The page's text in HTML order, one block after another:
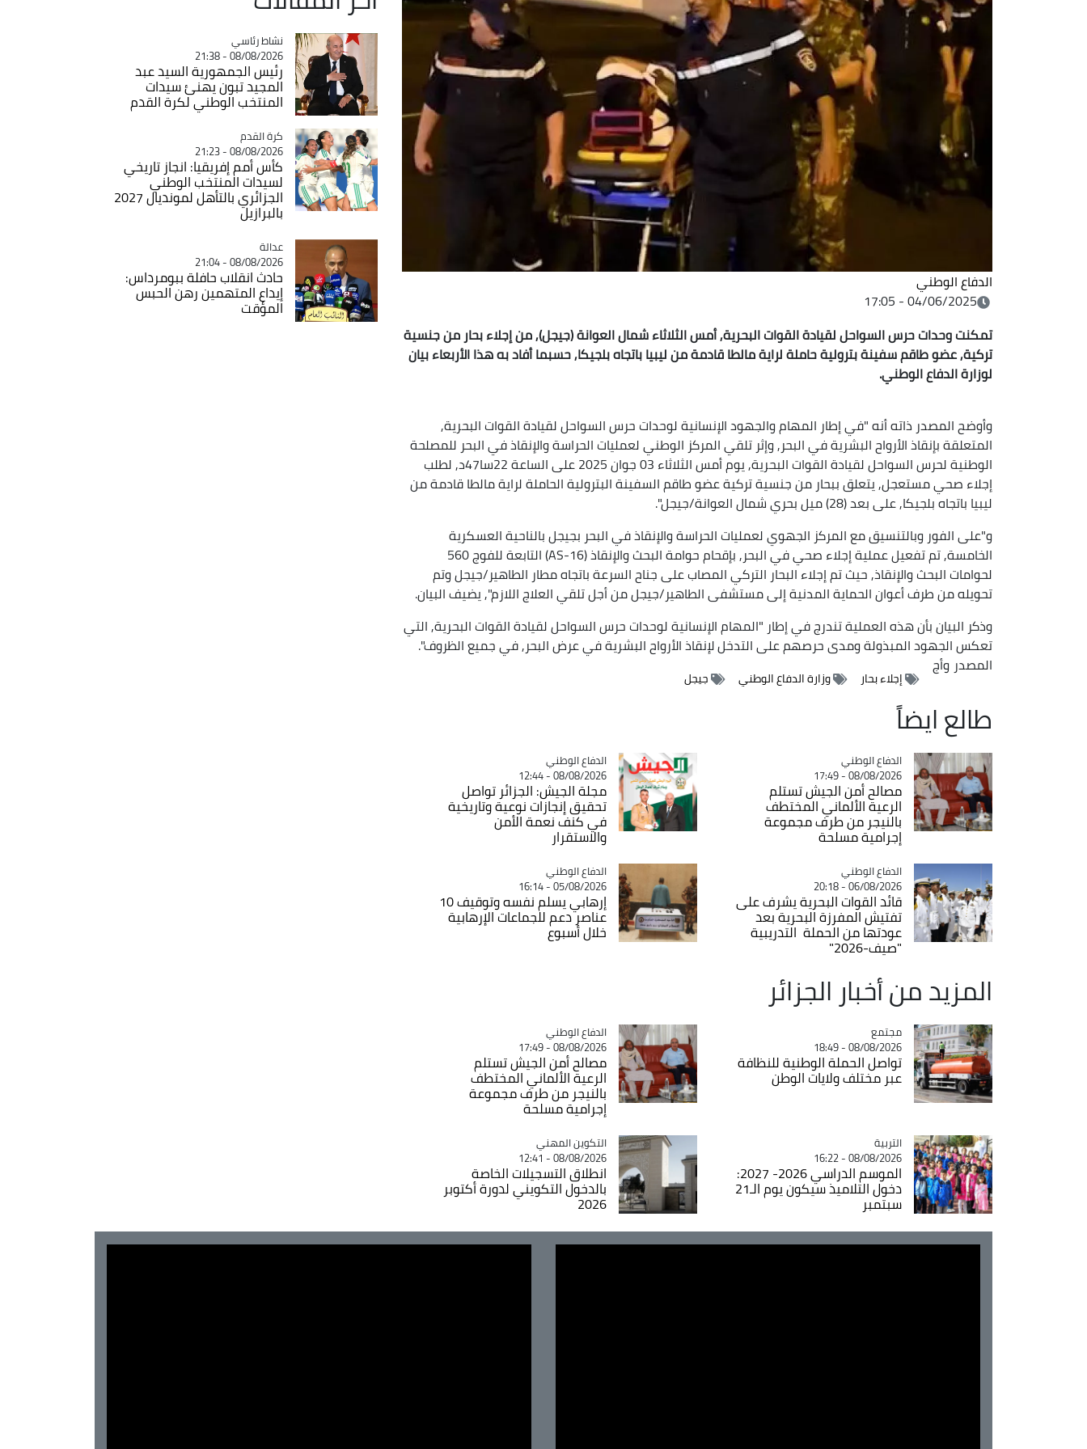
الدفاع الوطني
04/06/2025 - 17:05
تمكنت وحدات حرس السواحل لقيادة القوات البحرية, أمس الثلاثاء شمال العوانة (جيجل), من إجلاء بحار من جنسية
تركية, عضو طاقم سفينة بترولية حاملة لراية مالطا قادمة من ليبيا باتجاه بلجيكا, حسبما أفاد به هذا الأربعاء بيان
لوزارة الدفاع الوطني.
وأوضح المصدر ذاته أنه "في إطار المهام والجهود الإنسانية لوحدات حرس السواحل لقيادة القوات البحرية,
المتعلقة بإنقاذ الأرواح البشرية في البحر, وإثر تلقي المركز الوطني لعمليات الحراسة والإنقاذ في البحر للمصلحة
الوطنية لحرس السواحل لقيادة القوات البحرية, يوم أمس الثلاثاء 03 جوان 2025 على الساعة 22سا47د, لطلب
إجلاء صحي مستعجل, يتعلق ببحار من جنسية تركية عضو طاقم السفينة البترولية الحاملة لراية مالطا قادمة من
ليبيا باتجاه بلجيكا, على بعد (28) ميل بحري شمال العوانة/جيجل".
و"على الفور وبالتنسيق مع المركز الجهوي لعمليات الحراسة والإنقاذ في البحر بجيجل بالناحية العسكرية
الخامسة, تم تفعيل عملية إجلاء صحي في البحر, بإقحام حوامة البحث والإنقاذ (AS-16) التابعة للفوج 560
لحوامات البحث والإنقاذ, حيث تم إجلاء البحار التركي المصاب على جناح السرعة باتجاه مطار الطاهير/جيجل وتم
تحويله من طرف أعوان الحماية المدنية إلى مستشفى الطاهير/جيجل من أجل تلقي العلاج اللازم", يضيف البيان.
وذكر البيان بأن هذه العملية تندرج في إطار "المهام الإنسانية لوحدات حرس السواحل لقيادة القوات البحرية, التي
تعكس الجهود المبذولة ومدى حرصهم على التدخل لإنقاذ الأرواح البشرية في عرض البحر, في جميع الظروف".
المصدر وأج
إجلاء بحار وزارة الدفاع الوطني جيجل
طالع ايضاً
Catégorie
الدفاع الوطني
08/08/2026 - 17:49
مصالح أمن الجيش تستلم
الرعية الألماني المختطف
بالنيجر من طرف مجموعة
إجرامية مسلحة
Catégorie
الدفاع الوطني
08/08/2026 - 12:44
مجلة الجيش: الجزائر تواصل
تحقيق إنجازات نوعية وتاريخية
في كنف نعمة الأمن
والاستقرار
Catégorie
الدفاع الوطني
06/08/2026 - 20:18
قائد القوات البحرية يشرف على
تفتيش المفرزة البحرية بعد
عودتها من الحملة التدريبية
"صيف-2026"
Catégorie
الدفاع الوطني
05/08/2026 - 16:14
إرهابي يسلم نفسه وتوقيف 10
عناصر دعم للجماعات الإرهابية
خلال أسبوع
المزيد من أخبار الجزائر
Catégorie
مجتمع
08/08/2026 - 18:49
تواصل الحملة الوطنية للنظافة
عبر مختلف ولايات الوطن
Catégorie
الدفاع الوطني
08/08/2026 - 17:49
مصالح أمن الجيش تستلم
الرعية الألماني المختطف
بالنيجر من طرف مجموعة
إجرامية مسلحة
Catégorie
التربية
08/08/2026 - 16:22
الموسم الدراسي 2026- 2027:
دخول التلاميذ سيكون يوم الـ21
سبتمبر
Catégorie
التكوين المهني
08/08/2026 - 12:41
انطلاق التسجيلات الخاصة
بالدخول التكويني لدورة أكتوبر
2026
Catégorie
نشاط رئاسي
08/08/2026 - 21:38
رئيس الجمهورية السيد عبد
المجيد تبون يهنئ سيدات
المنتخب الوطني لكرة القدم
Catégorie
كرة القدم
08/08/2026 - 21:23
كأس أمم إفريقيا: انجاز تاريخي
لسيدات المنتخب الوطني
الجزائري بالتأهل لمونديال 2027
بالبرازيل
Catégorie
عدالة
08/08/2026 - 21:04
حادث انقلاب حافلة ببومرداس:
إيداع المتهمين رهن الحبس
المؤقت